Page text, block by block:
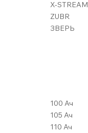
X-STREAM
ZUBR
ЗВЕРЬ
100 Ач
105 Ач
110 Ач